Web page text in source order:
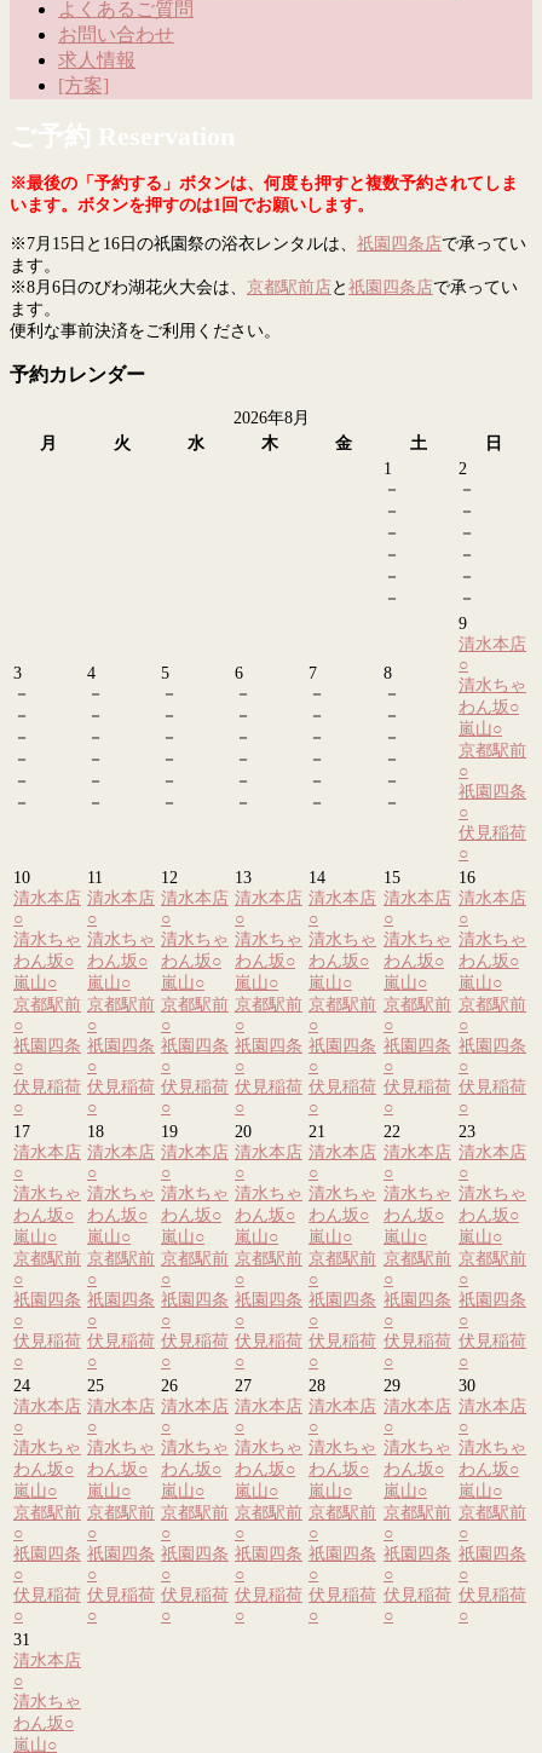
よくあるご質問
お問い合わせ
求人情報
[方案]
ご予約 Reservation
※最後の「予約する」ボタンは、何度も押すと複数予約されてしま
います。ボタンを押すのは1回でお願いします。
※7月15日と16日の祇園祭の浴衣レンタルは、 祇園四条店で承ってい
ます。
※8月6日のびわ湖花火大会は、 京都駅前店 と 祇園四条店で承ってい
ます。
便利な事前決済をご利用ください。
予約カレンダー
2026年8月
月
火 水 木 金 土
日
1
－
－
－
－
－
－
2
－
－
－
－
－
－
3
－
－
－
－
－
－
4
－
－
－
－
－
－
5
－
－
－
－
－
－
6
－
－
－
－
－
－
7
－
－
－
－
－
－
8
－
－
－
－
－
－
9
清水本店
○
清水ちゃ
わん坂○
嵐山○
京都駅前
○
祇園四条
○
伏見稲荷
○
10
清水本店
○
清水ちゃ
わん坂○
嵐山○
京都駅前
○
祇園四条
○
伏見稲荷
○
11
清水本店
○
清水ちゃ
わん坂○
嵐山○
京都駅前
○
祇園四条
○
伏見稲荷
○
12
清水本店
○
清水ちゃ
わん坂○
嵐山○
京都駅前
○
祇園四条
○
伏見稲荷
○
13
清水本店
○
清水ちゃ
わん坂○
嵐山○
京都駅前
○
祇園四条
○
伏見稲荷
○
14
清水本店
○
清水ちゃ
わん坂○
嵐山○
京都駅前
○
祇園四条
○
伏見稲荷
○
15
清水本店
○
清水ちゃ
わん坂○
嵐山○
京都駅前
○
祇園四条
○
伏見稲荷
○
16
清水本店
○
清水ちゃ
わん坂○
嵐山○
京都駅前
○
祇園四条
○
伏見稲荷
○
17
清水本店
○
清水ちゃ
わん坂○
嵐山○
京都駅前
○
祇園四条
○
伏見稲荷
○
18
清水本店
○
清水ちゃ
わん坂○
嵐山○
京都駅前
○
祇園四条
○
伏見稲荷
○
19
清水本店
○
清水ちゃ
わん坂○
嵐山○
京都駅前
○
祇園四条
○
伏見稲荷
○
20
清水本店
○
清水ちゃ
わん坂○
嵐山○
京都駅前
○
祇園四条
○
伏見稲荷
○
21
清水本店
○
清水ちゃ
わん坂○
嵐山○
京都駅前
○
祇園四条
○
伏見稲荷
○
22
清水本店
○
清水ちゃ
わん坂○
嵐山○
京都駅前
○
祇園四条
○
伏見稲荷
○
23
清水本店
○
清水ちゃ
わん坂○
嵐山○
京都駅前
○
祇園四条
○
伏見稲荷
○
24
清水本店
○
清水ちゃ
わん坂○
嵐山○
京都駅前
○
祇園四条
○
伏見稲荷
○
25
清水本店
○
清水ちゃ
わん坂○
嵐山○
京都駅前
○
祇園四条
○
伏見稲荷
○
26
清水本店
○
清水ちゃ
わん坂○
嵐山○
京都駅前
○
祇園四条
○
伏見稲荷
○
27
清水本店
○
清水ちゃ
わん坂○
嵐山○
京都駅前
○
祇園四条
○
伏見稲荷
○
28
清水本店
○
清水ちゃ
わん坂○
嵐山○
京都駅前
○
祇園四条
○
伏見稲荷
○
29
清水本店
○
清水ちゃ
わん坂○
嵐山○
京都駅前
○
祇園四条
○
伏見稲荷
○
30
清水本店
○
清水ちゃ
わん坂○
嵐山○
京都駅前
○
祇園四条
○
伏見稲荷
○
31
清水本店
○
清水ちゃ
わん坂○
嵐山○